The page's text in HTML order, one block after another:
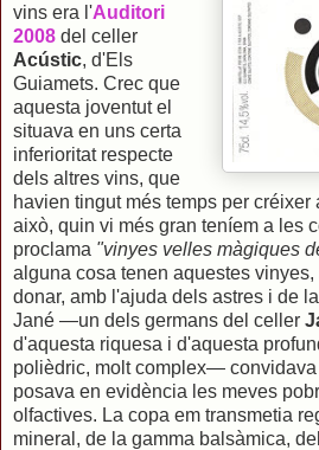
vins era l'Auditori
2008 del celler
Acústic, d'Els
Guiamets. Crec que
aquesta joventut el
situava en uns certa
inferioritat respecte
dels altres vins, que
havien tingut més temps per
això, quin vi més gran teníem a les
proclama "vinyes velles màgiques
alguna cosa tenen aquestes
donar, amb l'ajuda dels astres i de
Jané —un dels germans del celler
d'aquesta riquesa i d'aquesta
polièdric, molt complex—
posava en evidència les meves
olfactives. La copa em transmetia
mineral, de la gamma balsàmica,